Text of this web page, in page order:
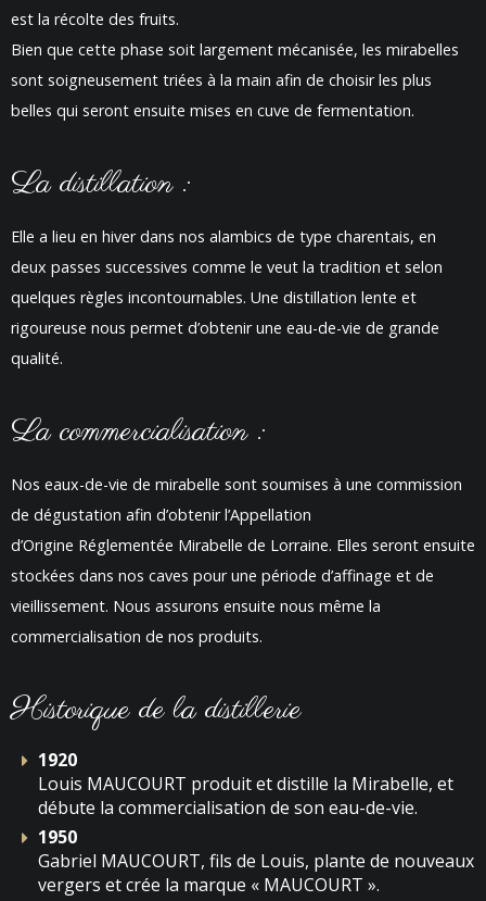
est la récolte des fruits.
Bien que cette phase soit largement mécanisée, les mirabelles
sont soigneusement triées à la main afin de choisir les plus
belles qui seront ensuite mises en cuve de fermentation.
La distillation :
Elle a lieu en hiver dans nos alambics de type charentais, en
deux passes successives comme le veut la tradition et selon
quelques règles incontournables. Une distillation lente et
rigoureuse nous permet d’obtenir une eau-de-vie de grande
qualité.
La commercialisation :
Nos eaux-de-vie de mirabelle sont soumises à une commission
de dégustation afin d’obtenir l’Appellation
d’Origine Réglementée Mirabelle de Lorraine. Elles seront ensuite
stockées dans nos caves pour une période d’affinage et de
vieillissement. Nous assurons ensuite nous même la
commercialisation de nos produits.
Historique de la distillerie
1920
Louis MAUCOURT produit et distille la Mirabelle, et
débute la commercialisation de son eau-de-vie.
1950
Gabriel MAUCOURT, fils de Louis, plante de nouveaux
vergers et crée la marque « MAUCOURT ».